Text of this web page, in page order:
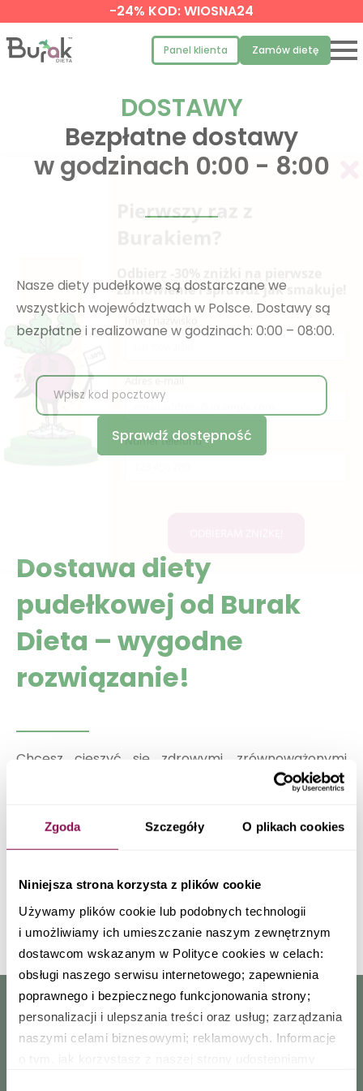
Zgoda Szczegóły O plikach cookies
Niniejsza strona korzysta z plików cookie
Używamy plików cookie lub podobnych technologii
i umożliwiamy ich umieszczanie naszym zewnętrznym
dostawcom wskazanym w Polityce cookies w celach:
obsługi naszego serwisu internetowego; zapewnienia
poprawnego i bezpiecznego funkcjonowania strony;
personalizacji i ulepszania treści oraz usług; zarządzania
naszymi celami biznesowymi; reklamowych. Informacje
o tym, jak korzystasz z naszej strony udostępniamy
-24% KOD: WIOSNA24
Panel klienta Zamów dietę
DOSTAWY
Bezpłatne dostawy
w godzinach 0:00 - 8:00
Nasze diety pudełkowe są dostarczane we
wszystkich województwach w Polsce. Dostawy są
bezpłatne i realizowane w godzinach: 0:00 – 08:00.
Sprawdź dostępność
Dostawa diety
pudełkowej od Burak
Dieta – wygodne
rozwiązanie!
Chcesz cieszyć się zdrowymi, zrównoważonymi
posiłkami, bez konieczności gotowania i
Dietetyczny
Burak Dieta ma dla Ciebie idealne
rozwiązanie! Nasze dietetycznie zbilansowane
prosto pod Twoje drzwi, o każdej porze dnia i nocy.
Rozwiń
Dane kontaktowe